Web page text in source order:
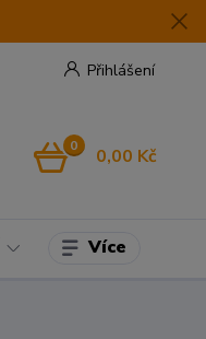
Přihlášení
0 0,00 Kč
Více